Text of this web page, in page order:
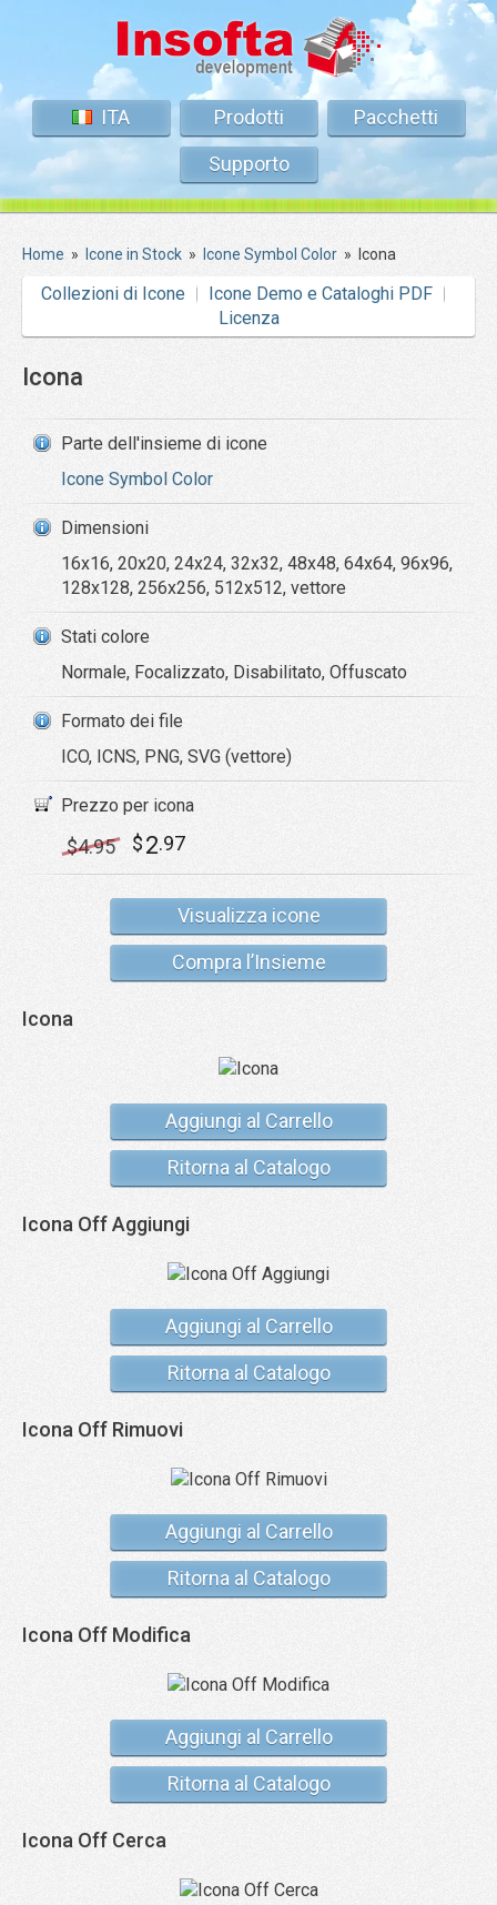
ITA Prodotti
Pacchetti
Supporto
Home » Icone in Stock » Icone Symbol Color » Icona
Collezioni di Icone
Icone Demo e Cataloghi PDF
Licenza
Icona
Parte dell'insieme di icone
Icone Symbol Color
Dimensioni
16x16, 20x20, 24x24, 32x32, 48x48, 64x64, 96x96,
128x128, 256x256, 512x512, vettore
Stati colore
Normale, Focalizzato, Disabilitato, Offuscato
Formato dei file
ICO, ICNS, PNG, SVG (vettore)
Prezzo per icona
$4.95 $2.97
Visualizza icone
Compra l’Insieme
Icona
Aggiungi al Carrello
Ritorna al Catalogo
Icona Off Aggiungi
Aggiungi al Carrello
Ritorna al Catalogo
Icona Off Rimuovi
Aggiungi al Carrello
Ritorna al Catalogo
Icona Off Modifica
Aggiungi al Carrello
Ritorna al Catalogo
Icona Off Cerca